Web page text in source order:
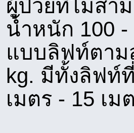
ผู้ป่วยที่ไม่สา
น้ำหนัก 100
แบบลิฟท์ตาม
kg. มีทั้งลิฟท์
เมตร - 15 เม